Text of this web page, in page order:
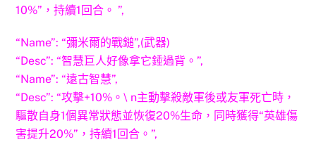
10%”，持續1回合。 ”,
“Name”: “彌米爾的戰鎚”,(武器)
“Desc”: “智慧巨人好像拿它錘過背。”,
“Name”: “遠古智慧”,
“Desc”: “攻擊+10%。\ n主動擊殺敵軍後或友軍死亡時，
驅散自身1個異常狀態並恢復20%生命，同時獲得“英雄傷
害提升20%”，持續1回合。”,